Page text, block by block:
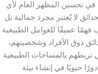
في تحسين المظهر العام لأي
لا يُعتبر مجرد جمالية بل
عميقًا للعوامل الطبيعية
ذوق الأفراد وشخصيتهم،
تربطهم بالمساحات الطبيعية
حيويًا في إنشاء بيئة